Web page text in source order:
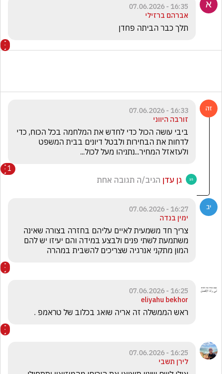
16:35 - 07.06.2026
אברהם ברזילי
תלך כבר הביתה פחדן
16:33 - 07.06.2026
זורבה היווני
ולעזאזל המחיר...נתניהו מעל לכול...
1
גן עדן הגיב/ה תגובה אחת
16:27 - 07.06.2026
ימין בנדה
המון מתקני אנרגיה שצריכים להשבית במהרה
16:25 - 07.06.2026
eliyahu bekhor
ראש הממשלה זה אריה שואג בכלוב של טראמפ .
16:25 - 07.06.2026
לירן תשבי